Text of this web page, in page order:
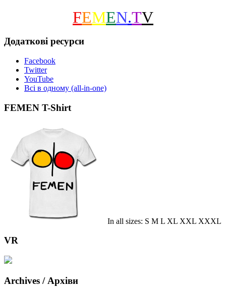
FEMEN.TV
Додаткові ресурси
Facebook
Twitter
YouTube
Всі в одному (all-in-one)
FEMEN T-Shirt
In all sizes: S M L XL XXL XXXL
VR
Archives / Архіви